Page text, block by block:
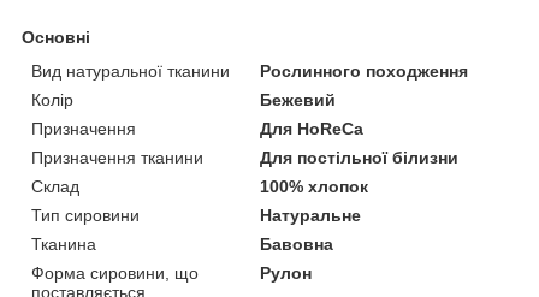
Основні
Вид натуральної тканини
Рослинного походження
Колір
Бежевий
Призначення
Для HoReCa
Призначення тканини
Для постільної білизни
Склад
100% хлопок
Тип сировини
Натуральне
Тканина
Бавовна
Форма сировини, що
поставляється
Рулон